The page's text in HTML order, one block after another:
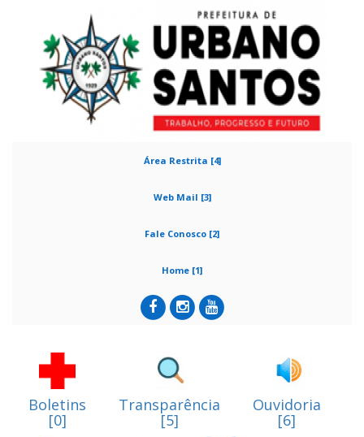
Área Restrita [4]
Web Mail [3]
Fale Conosco [2]
Home [1]
Boletins
[0]
Transparência
[5]
Ouvidoria
[6]